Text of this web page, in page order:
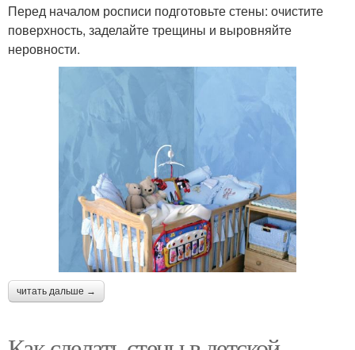
Перед началом росписи подготовьте стены: очистите
поверхность, заделайте трещины и выровняйте
неровности.
читать дальше →